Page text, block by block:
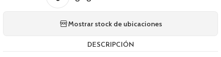
Mostrar stock de ubicaciones
DESCRIPCIÓN